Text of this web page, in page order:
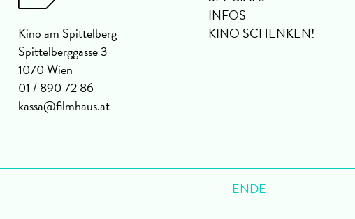
Kino am Spittelberg
Spittelberggasse 3
1070 Wien
01 / 890 72 86
kassa@filmhaus.at
INFOS
KINO SCHENKEN!
ENDE